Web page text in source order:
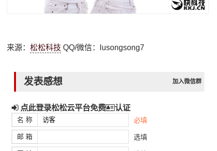
来源：松松科技 QQ/微信：lusongsong7
发表感想 加入微信群
点此登录松松云平台免费 认证
名 称 必填
邮 箱 选填